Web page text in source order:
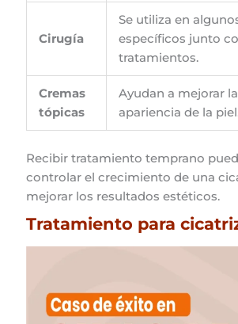
Cirugía
Se utiliza en
específicos junto
tratamientos.
Cremas
tópicas
Ayudan a mejorar
apariencia de la
Recibir tratamiento temprano
controlar el crecimiento de una
mejorar los resultados estéticos.
Tratamiento para